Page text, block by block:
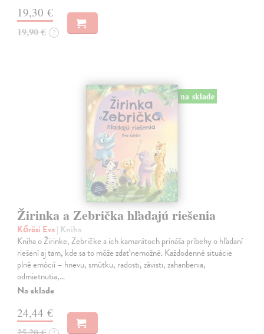
19,30 €
19,90 € ?
na sklade
Žirinka a Zebrička hľadajú riešenia
Kőrösi Eva| Kniha
Kniha o Žirinke, Zebričke a ich kamarátoch prináša príbehy o hľadaní
riešení aj tam, kde sa to môže zdať nemožné. Každodenné situácie
plné emócií – hnevu, smútku, radosti, závisti, zahanbenia,
odmietnutia,…
Na sklade
24,44 €